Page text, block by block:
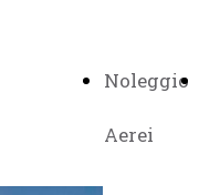
Noleggio
Aerei